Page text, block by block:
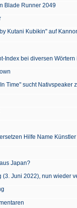
Blade Runner 2049
Kutani Kubikin" auf
Index bei diversen
Time" sucht Nativspeaker
Hilfe Name
Japan?
(3. Juni 2022), nun wieder